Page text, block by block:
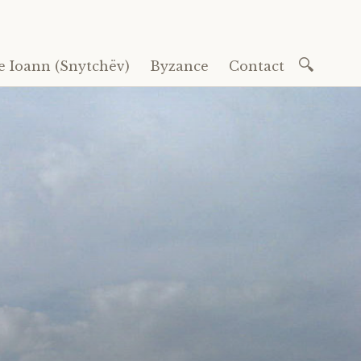
Ioann (Snytchëv) Byzance Contact